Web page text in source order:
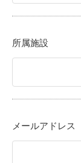
所属施設
メールアドレス